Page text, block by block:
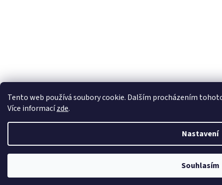
Tento web používá soubory cookie. Dalším procházením
Více informacízde.
Nastavení
Souhlasím